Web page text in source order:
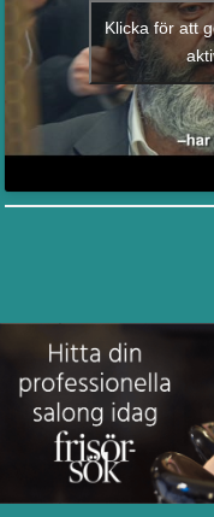
Klicka för att